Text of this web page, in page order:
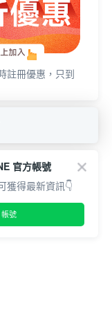
註冊優惠，只到
官方帳號
獲得最新資訊👇
帳號